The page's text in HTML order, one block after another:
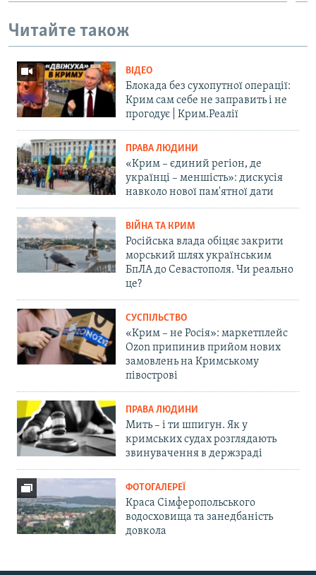
Читайте також
ВІДЕО
Блокада без сухопутної операції:
Крим сам себе не заправить і не
прогодує | Крим.Реалії
ПРАВА ЛЮДИНИ
«Крим – єдиний регіон, де
українці – меншість»: дискусія
навколо нової пам'ятної дати
ВІЙНА ТА КРИМ
Російська влада обіцяє закрити
морський шлях українським
БпЛА до Севастополя. Чи реально
це?
СУСПІЛЬСТВО
«Крим – не Росія»: маркетплейс
Ozon припинив прийом нових
замовлень на Кримському
півострові
ПРАВА ЛЮДИНИ
Мить – і ти шпигун. Як у
кримських судах розглядають
звинувачення в держзраді
ФОТОГАЛЕРЕЇ
Краса Сімферопольського
водосховища та занедбаність
довкола